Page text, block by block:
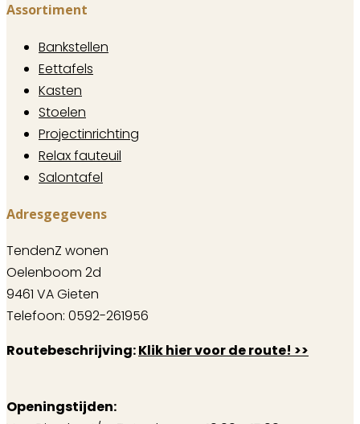
Assortiment
Bankstellen
Eettafels
Kasten
Stoelen
Projectinrichting
Relax fauteuil
Salontafel
Adresgegevens
TendenZ wonen
Oelenboom 2d
9461 VA Gieten
Telefoon: 0592-261956
Routebeschrijving:Klik hier voor de route! >>
Openingstijden: